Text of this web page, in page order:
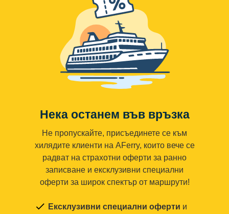
Нека останем във връзка
Не пропускайте, присъединете се към
хилядите клиенти на AFerry, които вече се
радват на страхотни оферти за ранно
записване и ексклузивни специални
оферти за широк спектър от маршрути!
Ексклузивни специални оферти и